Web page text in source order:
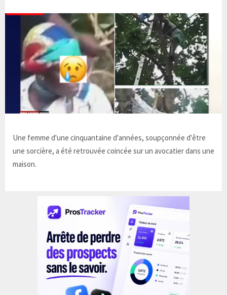
Une femme d'une cinquantaine d'années, soupçonnée d'être
une sorcière, a été retrouvée coincée sur un avocatier dans une
maison.